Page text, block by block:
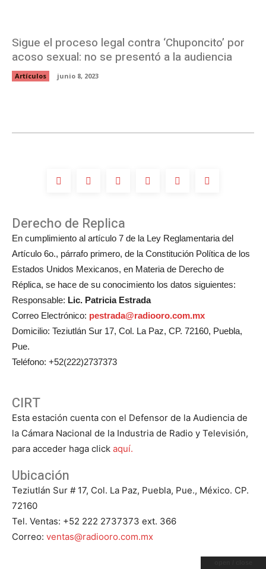
Sigue el proceso legal contra ‘Chuponcito’ por
acoso sexual: no se presentó a la audiencia
Artículos junio 8, 2023
Derecho de Replica
En cumplimiento al artículo 7 de la Ley Reglamentaria del
Artículo 6o., párrafo primero, de la Constitución Política de los
Estados Unidos Mexicanos, en Materia de Derecho de
Réplica, se hace de su conocimiento los datos siguientes:
Responsable: Lic. Patricia Estrada
Correo Electrónico: pestrada@radiooro.com.mx
Domicilio: Teziutlán Sur 17, Col. La Paz, CP. 72160, Puebla,
Pue.
Teléfono: +52(222)2737373
CIRT
Esta estación cuenta con el Defensor de la Audiencia de
la Cámara Nacional de la Industria de Radio y Televisión,
para acceder haga click aquí.
Ubicación
Teziutlán Sur # 17, Col. La Paz, Puebla, Pue., México. CP.
72160
Tel. Ventas: +52 222 2737373 ext. 366
Correo: ventas@radiooro.com.mx